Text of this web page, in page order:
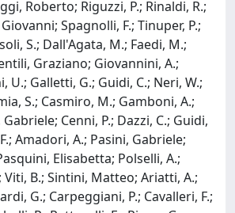
Roberto; Riguzzi, P.; Rinaldi, R.;
Spagnolli, F.; Tinuper, P.;
S.; Dall'Agata, M.; Faedi, M.;
Graziano; Giovannini, A.;
U.; Galletti, G.; Guidi, C.; Neri, W.;
S.; Casmiro, M.; Gamboni, A.;
Gabriele; Cenni, P.; Dazzi, C.; Guidi,
Amadori, A.; Pasini, Gabriele;
Elisabetta; Polselli, A.;
Viti, B.; Sintini, Matteo; Ariatti, A.;
G.; Carpeggiani, P.; Cavalleri, F.;